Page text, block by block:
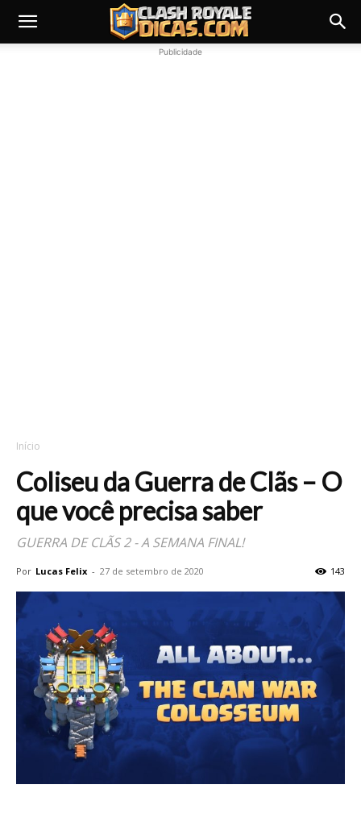
Publicidade
Início
Coliseu da Guerra de Clãs – O
que você precisa saber
GUERRA DE CLÃS 2 - A SEMANA FINAL!
Por Lucas Felix - 27 de setembro de 2020 143